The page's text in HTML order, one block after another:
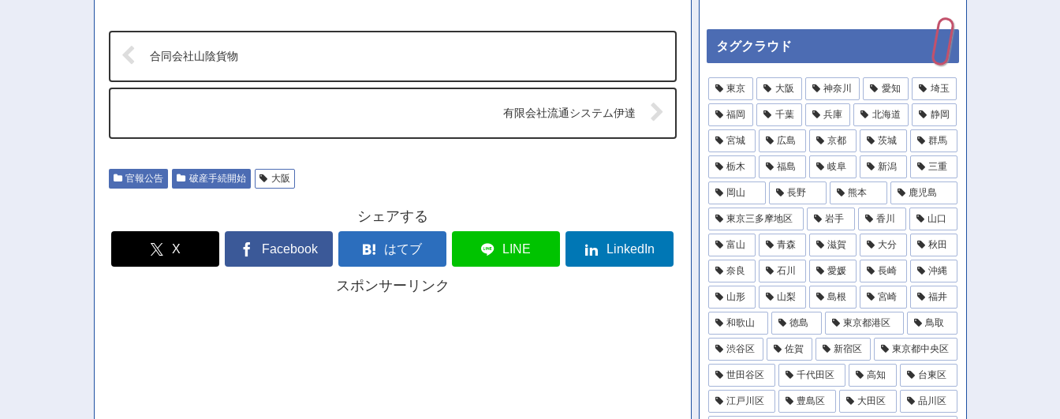
合同会社山陰貨物
有限会社流通システム伊達
官報公告 破産手続開始 大阪
シェアする
X Facebook はてブ LINE LinkedIn
スポンサーリンク
タグクラウド
東京 大阪 神奈川 愛知 埼玉
福岡 千葉 兵庫 北海道 静岡
宮城 広島 京都 茨城 群馬
栃木 福島 岐阜 新潟 三重
岡山 長野 熊本 鹿児島
東京三多摩地区 岩手 香川 山口
富山 青森 滋賀 大分 秋田
奈良 石川 愛媛 長崎 沖縄
山形 山梨 島根 宮崎 福井
和歌山 徳島 東京都港区 鳥取
渋谷区 佐賀 新宿区 東京都中央区
世田谷区 千代田区 高知 台東区
江戸川区 豊島区 大田区 品川区